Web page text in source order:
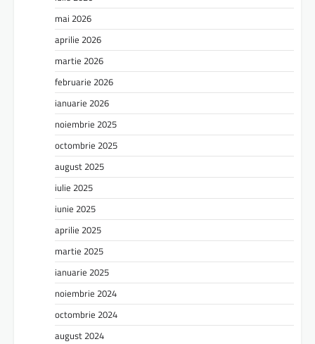
mai 2026
aprilie 2026
martie 2026
februarie 2026
ianuarie 2026
noiembrie 2025
octombrie 2025
august 2025
iulie 2025
iunie 2025
aprilie 2025
martie 2025
ianuarie 2025
noiembrie 2024
octombrie 2024
august 2024